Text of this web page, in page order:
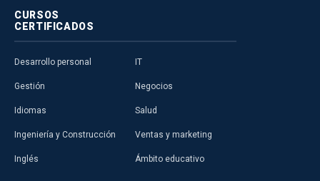
CURSOS
CERTIFICADOS
Desarrollo personal
Gestión
Idiomas
Ingeniería y Construcción
Inglés
IT
Negocios
Salud
Ventas y marketing
Ámbito educativo